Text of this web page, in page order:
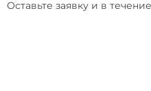
Оставьте заявку и в